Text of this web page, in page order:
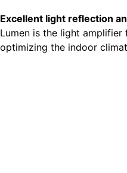
Excellent light reflection
Lumen is the light
optimizing the indoor